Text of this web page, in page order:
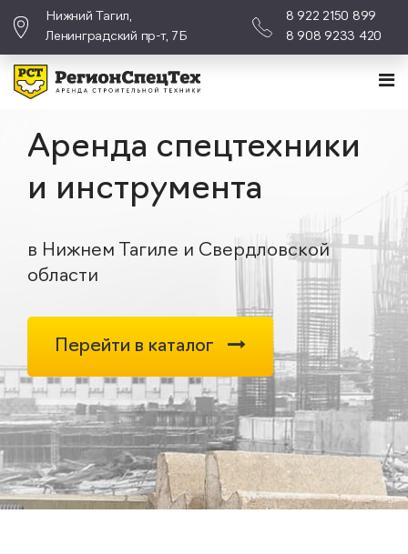
Нижний Тагил,
Ленинградский пр-т, 7Б
8 922 2150 899
8 908 9233 420
Аренда спецтехники
и инструмента
в Нижнем Тагиле и Свердловской
области
Перейти в каталог